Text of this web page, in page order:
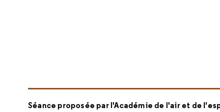
Séance proposée par l'Académie de l'air et de